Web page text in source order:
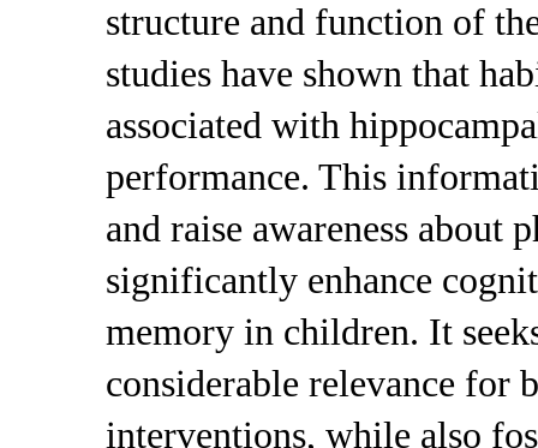
structure and function of
studies have shown that
associated with
performance. This
and raise awareness about
significantly enhance
memory in children. It
considerable relevance for
interventions, while also